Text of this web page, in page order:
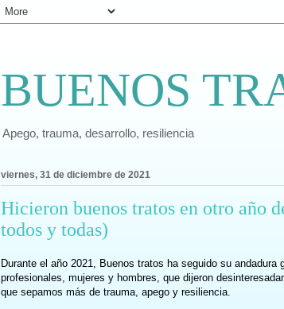
BUENOS
Apego, trauma, desarrollo, resiliencia
viernes, 31 de diciembre de 2021
Hicieron buenos tratos en otro año
todos y todas)
Durante el año 2021, Buenos tratos ha seguido su
profesionales, mujeres y hombres, que dijeron
que sepamos más de trauma, apego y resiliencia.